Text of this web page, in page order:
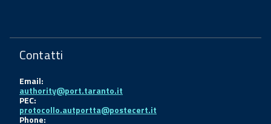
Contatti
Email:
authority@port.taranto.it
PEC:
protocollo.autportta@postecert.it
Phone: